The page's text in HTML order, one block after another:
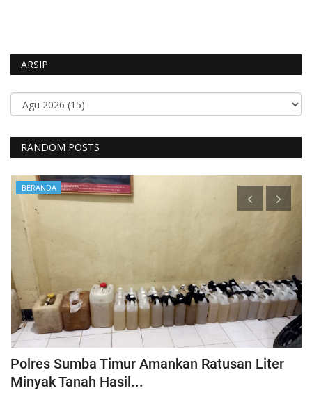
ARSIP
RANDOM POSTS
BERANDA
Polres Sumba Timur Amankan Ratusan Liter
Minyak Tanah Hasil...